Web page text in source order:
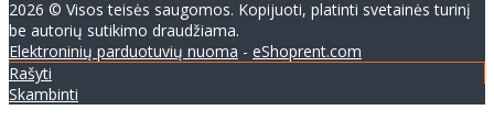
2026 © Visos teisės saugomos. Kopijuoti, platinti svetainės turinį
be autorių sutikimo draudžiama.
Elektroninių parduotuvių nuoma - eShoprent.com
Rašyti
Skambinti